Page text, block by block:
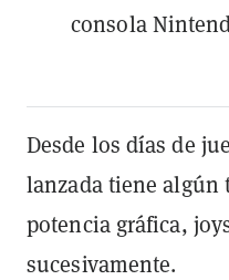
consola
Desde los días de
lanzada tiene algún
potencia gráfica,
sucesivamente.